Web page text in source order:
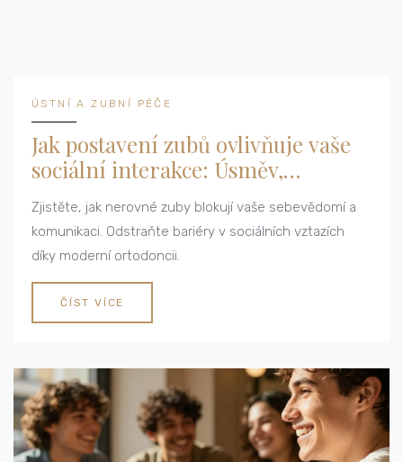
ÚSTNÍ A ZUBNÍ PÉČE
Jak postavení zubů ovlivňuje vaše
sociální interakce: Úsměv,
sebevědomí a komunikace
Zjistěte, jak nerovné zuby blokují vaše sebevědomí a
komunikaci. Odstraňte bariéry v sociálních vztazích
díky moderní ortodoncii.
ČÍST VÍCE